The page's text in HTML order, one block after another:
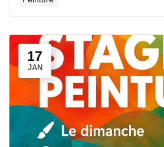
17
JAN